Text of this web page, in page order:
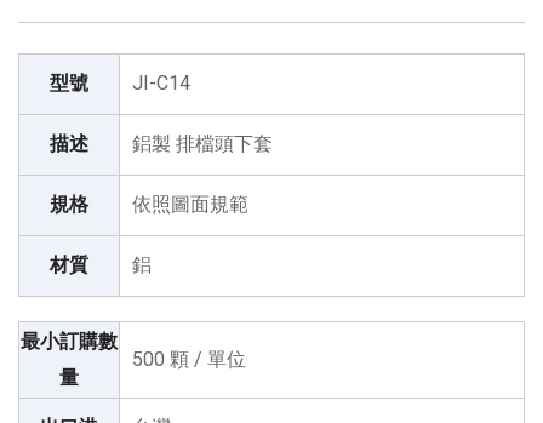
型號 JI-C14
描述 鋁製 排檔頭下套
規格 依照圖面規範
材質 鋁
最小訂購數
量
500 顆 / 單位